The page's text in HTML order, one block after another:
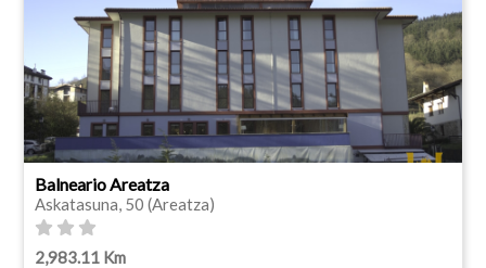
Balneario Areatza
Askatasuna, 50 (Areatza)
2,983.11 Km